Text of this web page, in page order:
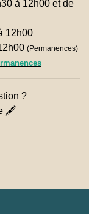
à 12h00 et de
12h00
(Permanences)
?
🖋